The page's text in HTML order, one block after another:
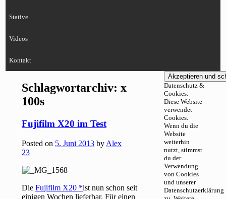
Stative
Videos
Kontakt
Schlagwortarchiv:x
100s
Fujifilm X20 im Test
Posted on 5. Juni 2013 by Alex
23
DieFujifilm X20
ist nun schon seit
einigen Wochen lieferbar. Für einen
Datenschutz &
Cookies:
Diese Website
verwendet
Cookies.
Wenn du die
Website
weiterhin
nutzt, stimmst
du der
Verwendung
von Cookies
und unserer
Datenschutzerklärung